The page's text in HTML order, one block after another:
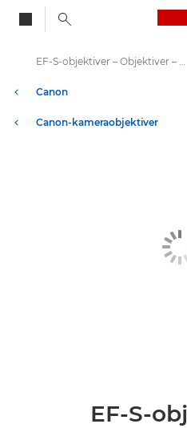
Canon
Canon-kameraobjektiver
EF-S-objektiver – Objektiver – Kamera- og fotoobjektiver
EF-S-